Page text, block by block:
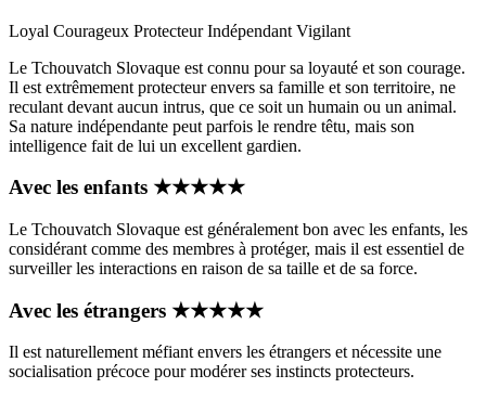
Loyal Courageux ProtecteurIndépendant Vigilant
Le Tchouvatch Slovaque est connu pour sa loyauté et son courage.
Il est extrêmement protecteur envers sa famille et son territoire, ne
reculant devant aucun intrus, que ce soit un humain ou un animal.
Sa nature indépendante peut parfois le rendre têtu, mais son
intelligence fait de lui un excellent gardien.
Avec les enfants ★★★★★
Le Tchouvatch Slovaque est généralement bon avec les enfants, les
considérant comme des membres à protéger, mais il est essentiel de
surveiller les interactions en raison de sa taille et de sa force.
Avec les étrangers ★★★★★
Il est naturellement méfiant envers les étrangers et nécessite une
socialisation précoce pour modérer ses instincts protecteurs.